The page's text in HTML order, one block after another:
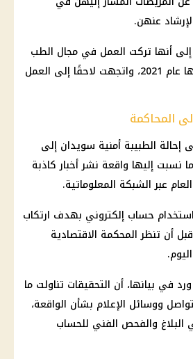
عنهن.
أنها تركت العمل في مجال الطب
بعد انتهاء فترة تكليفها عام 2021، واتجهت لاحقًا إلى العمل
المحاكمة
إحالة الطبيبة أمنية سويدان إلى
نسبت إليها واقعة نشر أخبار كاذبة
عبر الشبكة المعلوماتية.
حساب إلكتروني بهدف ارتكاب
أن تنظر المحكمة الاقتصادية
في بيانها، أن التحقيقات تناولت ما
ووسائل الإعلام بشأن الواقعة،
والفحص الفني للحساب